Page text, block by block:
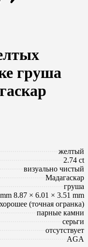
груша
желтый
2.74 ct
визуально чистый
Мадагаскар
груша
8.87 × 6.01 × 3.51 mm
(точная огранка)
парные камни
серьги
отсутствует
AGA